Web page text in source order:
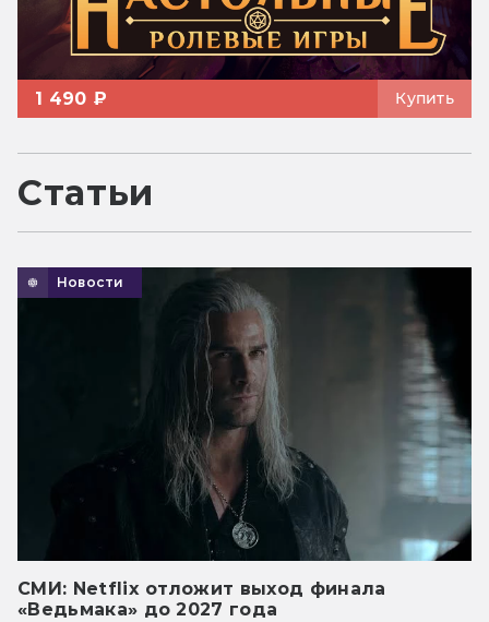
1 490 ₽ Купить
Статьи
Новости
СМИ: Netflix отложит выход финала
«Ведьмака» до 2027 года